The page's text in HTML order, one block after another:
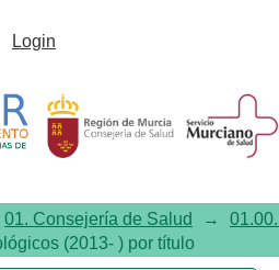
Login
01. Consejería de Salud →
(2013- ) por título